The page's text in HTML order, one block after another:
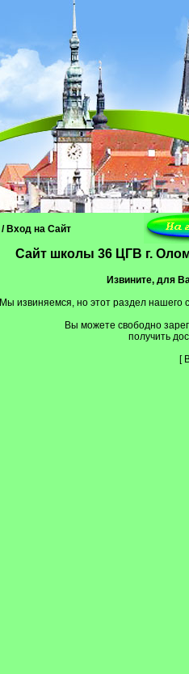
/ Вход на Сайт
Cайт школы 36 ЦГВ г.
Извините, для
Мы извиняемся, но этот раздел нашего
Вы можете свободно
получить
[